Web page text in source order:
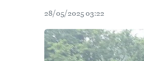
28/05/2025 03:22